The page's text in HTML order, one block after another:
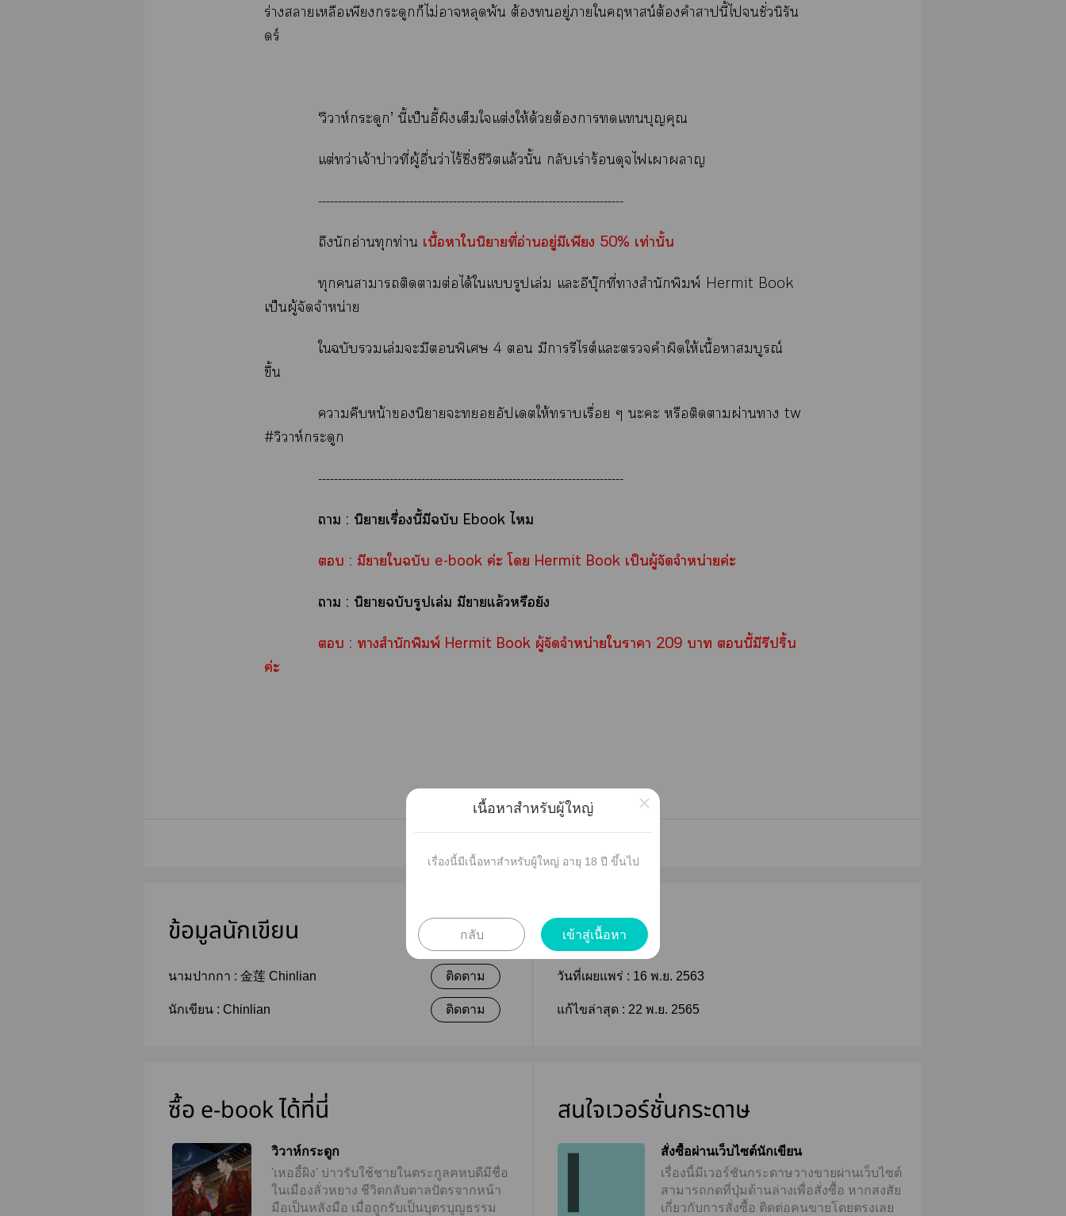
ร่างาเหลือเพียงกระดูกก็ไม่าหลุดพ้น ต้องอยู่าใคฤหาสน์ต้องคำานี้ไชั่วนิรัน
ดร์
‘วิวาห์กระดูก’ นี้เป็นอี้ผิงเต็มใแต่งให้ด้วยต้องาแบุญคุณ
แต่ทว่าเจ้าบ่าวที่ผู้อื่นว่าไร้ซึ่งชีวิตแล้วนั้น กลับเร่าร้อนดุจไเาา
-----------------------------------------------------------------------------
ถึงนักอ่านทุกท่าน เนื้อาในิยายที่อ่านอยู่มีเพียง 50% เท่านั้น
ทุกาาติดาต่อได้ใแรูปเล่ม แะอีบุ๊กที่าสำนักพิมพ์ Hermit Book
เป็นผู้จัดจำหน่าย
ใฉบับเล่มะมีพิเศษ 4  มีารีไต์แะคำผิดให้เนื้อามบูรณ์
ขึ้น
าคืบหน้านิยายะอัปเดตให้าเรื่อย ๆ ะะ หรือติดาผ่านา tw
#วิวาห์กระดูก
-----------------------------------------------------------------------------
า : นิยายเรื่องนี้มีฉบับ Ebook ไ
 : มีาใฉบับ e-book ค่ะ โ Hermit Book เป็นผู้จัดจำหน่ายค่ะ
า : นิยายฉบับรูปเล่ม มีาแล้วหรือยัง
 : าสำนักพิมพ์ Hermit Book ผู้จัดจำหน่ายใาา 209 า นี้มีรีปริ้น
ค่ะ
ข้อมูลนักเขียน
นามปากกา : 金莲 Chinlian ติดตาม
นักเขียน : Chinlian ติดตาม
เผยแพร่
วันที่เผยแพร่ : 16 พ.ย. 2563
แก้ไขล่าสุด : 22 พ.ย. 2565
ซื้อ e-book ได้ที่นี่
วิวาห์กระดูก
'เหออี้ผิง' บ่าวรับใช้ชายในตระกูลคหบดีมีชื่อ
ในเมืองลั่วหยาง ชีวิตกลับตาลปัตรจากหน้า
มือเป็นหลังมือ เมื่อถูกรับเป็นบุตรบุญธรรม
สนใจเวอร์ชั่นกระดาษ
สั่งซื้อผ่านเว็บไซต์นักเขียน
เรื่องนี้มีเวอร์ชันกระดาษวางขายผ่านเว็บไซต์
สามารถกดที่ปุ่มด้านล่างเพื่อสั่งซื้อ หากสงสัย
เกี่ยวกับการสั่งซื้อ ติดต่อคนขายโดยตรงเลย
เนื้อหาสำหรับผู้ใหญ่
เรื่องนี้มีเนื้อหาสำหรับผู้ใหญ่ อายุ 18 ปี ขึ้นไป
กลับ เข้าสู่เนื้อหา
×